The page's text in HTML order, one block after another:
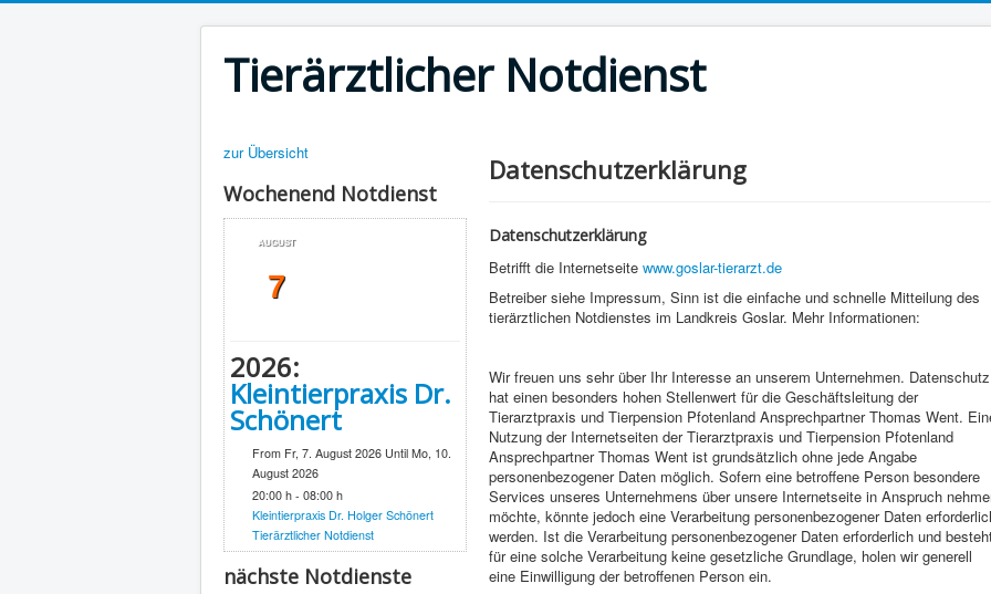
Tierärztlicher Notdienst
zur Übersicht
Wochenend Notdienst
AUGUST
7
2026:
Kleintierpraxis Dr.
Schönert
From Fr, 7. August 2026 Until Mo, 10.
August 2026
20:00 h - 08:00 h
Kleintierpraxis Dr. Holger Schönert
Tierärztlicher Notdienst
nächste Notdienste
Datenschutzerklärung
Datenschutzerklärung
Betrifft die Internetseite www.goslar-tierarzt.de
Betreiber siehe Impressum, Sinn ist die einfache und schnelle Mitteilung des
tierärztlichen Notdienstes im Landkreis Goslar. Mehr Informationen:
Wir freuen uns sehr über Ihr Interesse an unserem Unternehmen. Datenschutz
hat einen besonders hohen Stellenwert für die Geschäftsleitung der
Tierarztpraxis und Tierpension Pfotenland Ansprechpartner Thomas Went.
Nutzung der Internetseiten der Tierarztpraxis und Tierpension Pfotenland
Ansprechpartner Thomas Went ist grundsätzlich ohne jede Angabe
personenbezogener Daten möglich. Sofern eine betroffene Person besondere
Services unseres Unternehmens über unsere Internetseite in Anspruch
möchte, könnte jedoch eine Verarbeitung personenbezogener Daten
werden. Ist die Verarbeitung personenbezogener Daten erforderlich und
für eine solche Verarbeitung keine gesetzliche Grundlage, holen wir generell
eine Einwilligung der betroffenen Person ein.